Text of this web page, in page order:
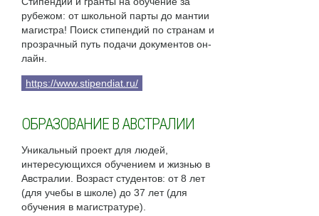
рубежом: от школьной парты до мантии
магистра! Поиск стипендий по странам и
прозрачный путь подачи документов он-
лайн.
https://www.stipendiat.ru/
ОБРАЗОВАНИЕ В АВСТРАЛИИ
Уникальный проект для людей,
интересующихся обучением и жизнью в
Австралии. Возраст студентов: от 8 лет
(для учебы в школе) до 37 лет (для
обучения в магистратуре).